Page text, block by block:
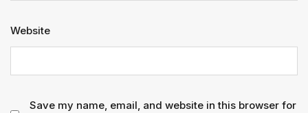
Website
Save my name, email, and website in this browser for